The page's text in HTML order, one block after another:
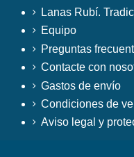
Lanas Rubí.
Equipo
Preguntas
Contacte con
Gastos de envío
Condiciones de
Aviso legal y